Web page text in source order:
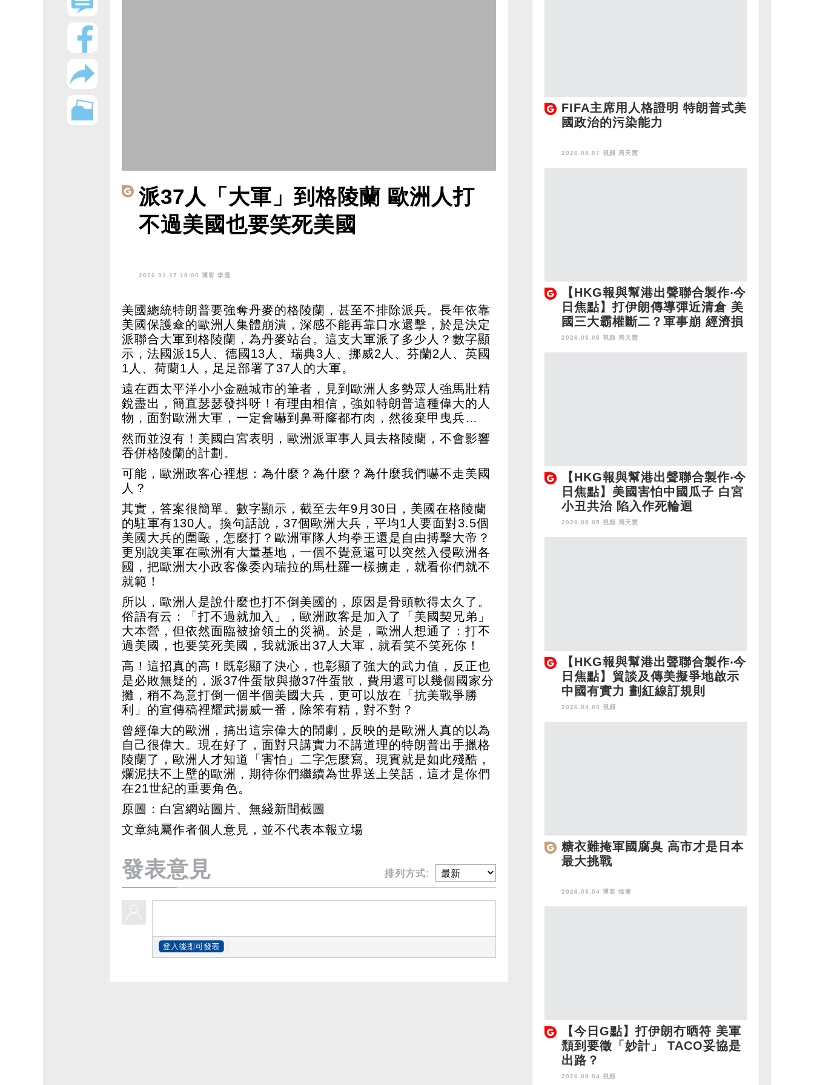
派37人「大軍」到格陵蘭 歐洲人打
不過美國也要笑死美國
2026.01.17 18:00 博客 李湮
美國總統特朗普要強奪丹麥的格陵蘭，甚至不排除派兵。長年依靠
美國保護傘的歐洲人集體崩潰，深感不能再靠口水還擊，於是決定
派聯合大軍到格陵蘭，為丹麥站台。這支大軍派了多少人？數字顯
示，法國派15人、德國13人、瑞典3人、挪威2人、芬蘭2人、英國
1人、荷蘭1人，足足部署了37人的大軍。
遠在西太平洋小小金融城市的筆者，見到歐洲人多勢眾人強馬壯精
銳盡出，簡直瑟瑟發抖呀！有理由相信，強如特朗普這種偉大的人
物，面對歐洲大軍，一定會嚇到鼻哥窿都冇肉，然後棄甲曳兵…
然而並沒有！美國白宮表明，歐洲派軍事人員去格陵蘭，不會影響
吞併格陵蘭的計劃。
可能，歐洲政客心裡想：為什麼？為什麼？為什麼我們嚇不走美國
人？
其實，答案很簡單。數字顯示，截至去年9月30日，美國在格陵蘭
的駐軍有130人。換句話說，37個歐洲大兵，平均1人要面對3.5個
美國大兵的圍毆，怎麼打？歐洲軍隊人均拳王還是自由搏擊大帝？
更別說美軍在歐洲有大量基地，一個不覺意還可以突然入侵歐洲各
國，把歐洲大小政客像委內瑞拉的馬杜羅一樣擄走，就看你們就不
就範！
所以，歐洲人是說什麼也打不倒美國的，原因是骨頭軟得太久了。
俗語有云：「打不過就加入」，歐洲政客是加入了「美國契兄弟」
大本營，但依然面臨被搶領土的災禍。於是，歐洲人想通了：打不
過美國，也要笑死美國，我就派出37人大軍，就看笑不笑死你！
高！這招真的高！既彰顯了決心，也彰顯了強大的武力值，反正也
是必敗無疑的，派37件蛋散與撤37件蛋散，費用還可以幾個國家分
攤，稍不為意打倒一個半個美國大兵，更可以放在「抗美戰爭勝
利」的宣傳稿裡耀武揚威一番，除笨有精，對不對？
曾經偉大的歐洲，搞出這宗偉大的鬧劇，反映的是歐洲人真的以為
自己很偉大。現在好了，面對只講實力不講道理的特朗普出手擸格
陵蘭了，歐洲人才知道「害怕」二字怎麼寫。現實就是如此殘酷，
爛泥扶不上壁的歐洲，期待你們繼續為世界送上笑話，這才是你們
在21世紀的重要角色。
原圖：白宮網站圖片、無綫新聞截圖
文章純屬作者個人意見，並不代表本報立場
發表意見 排列方式:
FIFA主席用人格證明 特朗普式美
國政治的污染能力
2026.08.07 視頻 周天慧
【HKG報與幫港出聲聯合製作‧今
日焦點】打伊朗傳導彈近清倉 美
國三大霸權斷二？軍事崩 經濟損
2026.08.06 視頻 周天慧
【HKG報與幫港出聲聯合製作‧今
日焦點】美國害怕中國瓜子 白宮
小丑共治 陷入作死輪迴
2026.08.05 視頻 周天慧
【HKG報與幫港出聲聯合製作‧今
日焦點】貿談及傳美擬爭地啟示
中國有實力 劃紅線訂規則
2026.08.04 視頻
糖衣難掩軍國腐臭 高市才是日本
最大挑戰
2026.08.04 博客 徐韋
【今日G點】打伊朗冇晒符 美軍
頹到要徵「妙計」 TACO妥協是
出路？
2026.08.04 視頻